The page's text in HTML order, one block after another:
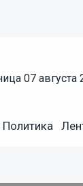
07 августа
Политика